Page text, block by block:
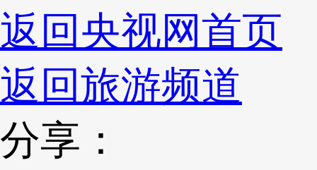
返回央视网首页
返回旅游频道
分享：